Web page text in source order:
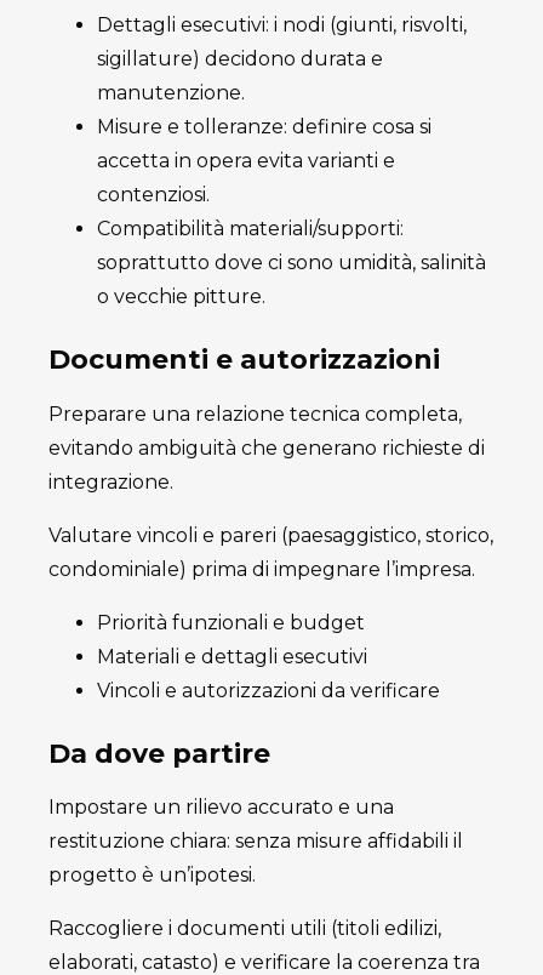
Dettagli esecutivi: i nodi (giunti, risvolti,
sigillature) decidono durata e
manutenzione.
Misure e tolleranze: definire cosa si
accetta in opera evita varianti e
contenziosi.
Compatibilità materiali/supporti:
soprattutto dove ci sono umidità, salinità
o vecchie pitture.
Documenti e autorizzazioni
Preparare una relazione tecnica completa,
evitando ambiguità che generano richieste di
integrazione.
Valutare vincoli e pareri (paesaggistico, storico,
condominiale) prima di impegnare l’impresa.
Priorità funzionali e budget
Materiali e dettagli esecutivi
Vincoli e autorizzazioni da verificare
Da dove partire
Impostare un rilievo accurato e una
restituzione chiara: senza misure affidabili il
progetto è un’ipotesi.
Raccogliere i documenti utili (titoli edilizi,
elaborati, catasto) e verificare la coerenza tra